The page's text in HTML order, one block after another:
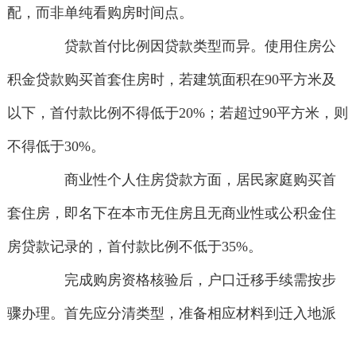
配，而非单纯看购房时间点。
贷款首付比例因贷款类型而异。使用住房公
积金贷款购买首套住房时，若建筑面积在90平方米及
以下，首付款比例不得低于20%；若超过90平方米，则
不得低于30%。
商业性个人住房贷款方面，居民家庭购买首
套住房，即名下在本市无住房且无商业性或公积金住
房贷款记录的，首付款比例不低于35%。
完成购房资格核验后，户口迁移手续需按步
骤办理。首先应分清类型，准备相应材料到迁入地派